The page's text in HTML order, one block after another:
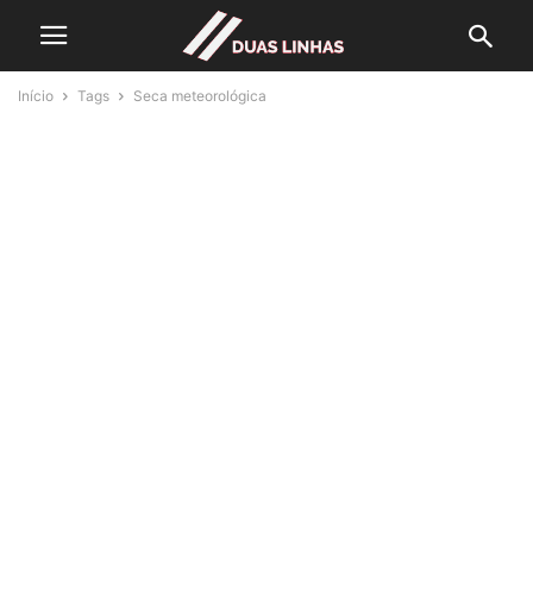
Início Tags Seca meteorológica